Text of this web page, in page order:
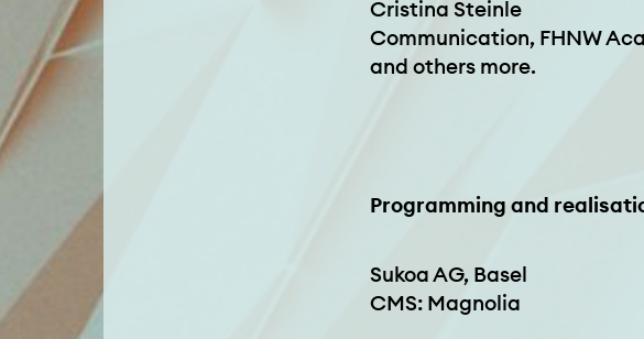
Cristina Steinle
Communication, FHNW
and others more.
Programming and
Sukoa AG, Basel
CMS: Magnolia